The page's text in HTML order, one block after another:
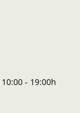
10:00 - 19:00h